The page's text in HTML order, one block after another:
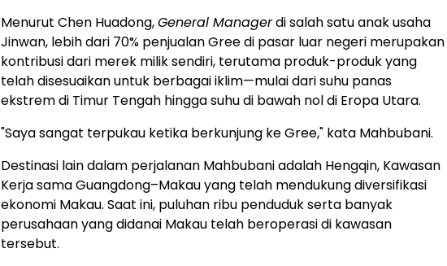
Menurut Chen Huadong,General Managerdi salah satu anak usaha
Jinwan, lebih dari 70% penjualan Gree di pasar luar negeri merupakan
kontribusi dari merek milik sendiri, terutama produk-produk yang
telah disesuaikan untuk berbagai iklim—mulai dari suhu panas
ekstrem di Timur Tengah hingga suhu di bawah nol di Eropa Utara.
"Saya sangat terpukau ketika berkunjung ke Gree," kata Mahbubani.
Destinasi lain dalam perjalanan Mahbubani adalah Hengqin, Kawasan
Kerja sama Guangdong–Makau yang telah mendukung diversifikasi
ekonomi Makau. Saat ini, puluhan ribu penduduk serta banyak
perusahaan yang didanai Makau telah beroperasi di kawasan
tersebut.